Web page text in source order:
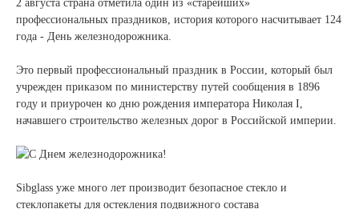
Листовое стекло
Стекло для строительства и интерьера
Стекло для машиностроения
Стекло для мебели, оборудования и бытовой техники
Комплектующие для переработки стекла
Светопрозрачные конструкции для розничных
2 августа страна отметила один из «старейших»
профессиональных праздников, история которого насчитывает 124
года - День железнодорожника.
Это первый профессиональный праздник в России, который был
учрежден приказом по министерству путей сообщения в 1896
году и приурочен ко дню рождения императора Николая I,
начавшего строительство железных дорог в Российской империи.
Sibglass уже много лет производит безопасное стекло и
стеклопакеты для остекления подвижного состава